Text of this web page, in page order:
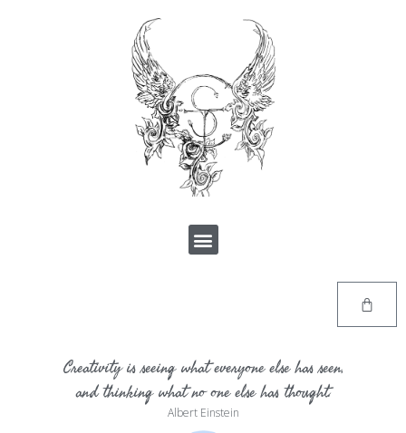
Creativity is seeing what everyone else has seen,
and thinking what no one else has thought.
Albert Einstein